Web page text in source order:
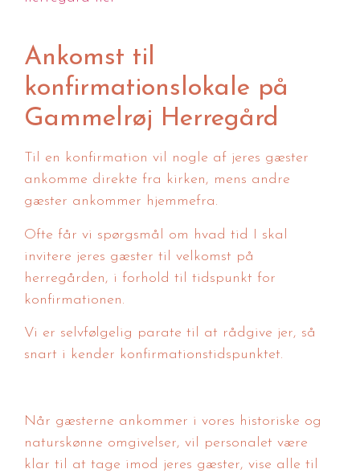
Ankomst til
konfirmationslokale på
Gammelrøj Herregård
Til en konfirmation vil nogle af jeres gæster
ankomme direkte fra kirken, mens andre
gæster ankommer hjemmefra.
Ofte får vi spørgsmål om hvad tid I skal
invitere jeres gæster til velkomst på
herregården, i forhold til tidspunkt for
konfirmationen.
Vi er selvfølgelig parate til at rådgive jer, så
snart i kender konfirmationstidspunktet.
Når gæsterne ankommer i vores historiske og
naturskønne omgivelser, vil personalet være
klar til at tage imod jeres gæster, vise alle til